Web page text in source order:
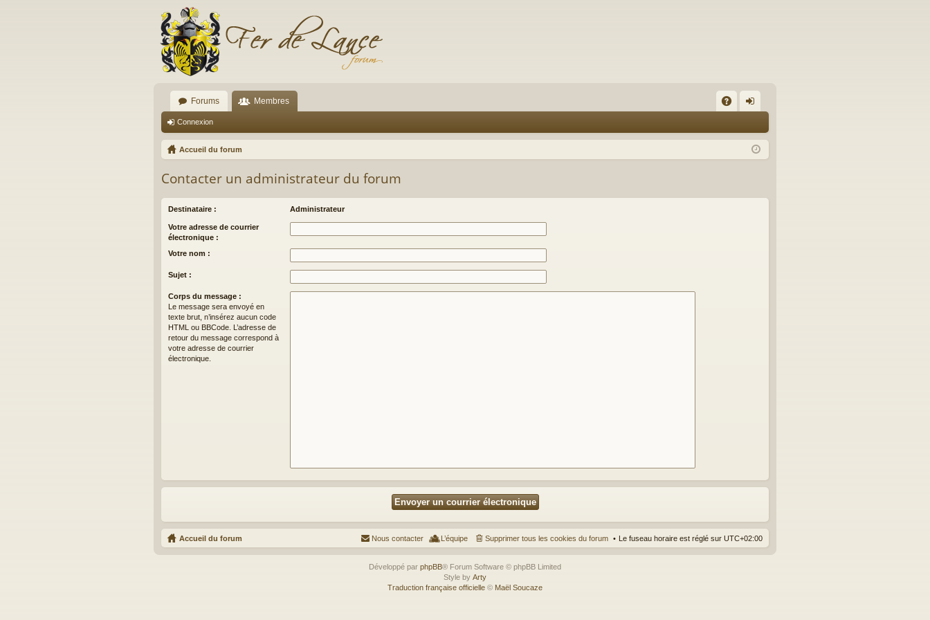
Forums Membres
Q ne
Connexion
Accueil du forum
Contacter un administrateur du forum
Destinataire : Administrateur
Votre adresse de courrier
électronique :
Votre nom :
Sujet :
Corps du message :
Le message sera envoyé en
texte brut, n’insérez aucun code
HTML ou BBCode. L’adresse de
retour du message correspond à
votre adresse de courrier
électronique.
Accueil du forum Le fuseau horaire est réglé sur UTC+02:00
Supprimer tous les cookies du forum
L’équipe
Nous contacter
Développé par phpBB® Forum Software © phpBB Limited
Style by Arty
Traduction française officielle © Maël Soucaze